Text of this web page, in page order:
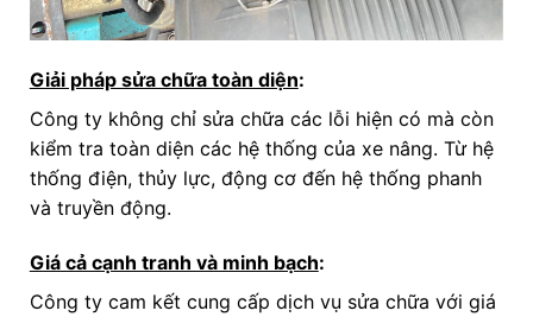
Giải pháp sửa chữa toàn diện:
Công ty không chỉ sửa chữa các lỗi hiện có mà còn
kiểm tra toàn diện các hệ thống của xe nâng. Từ hệ
thống điện, thủy lực, động cơ đến hệ thống phanh
và truyền động.
Giá cả cạnh tranh và minh bạch:
Công ty cam kết cung cấp dịch vụ sửa chữa với giá